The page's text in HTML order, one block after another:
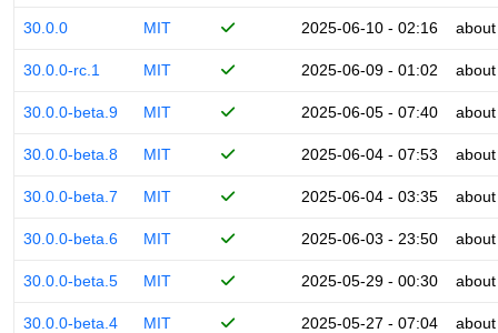
30.0.0 MIT 2025-06-10 - 02:16
30.0.0-rc.1 MIT 2025-06-09 - 01:02
30.0.0-beta.9 MIT 2025-06-05 - 07:40
30.0.0-beta.8 MIT 2025-06-04 - 07:53
30.0.0-beta.7 MIT 2025-06-04 - 03:35
30.0.0-beta.6 MIT 2025-06-03 - 23:50
30.0.0-beta.5 MIT 2025-05-29 - 00:30
30.0.0-beta.4 MIT 2025-05-27 - 07:04